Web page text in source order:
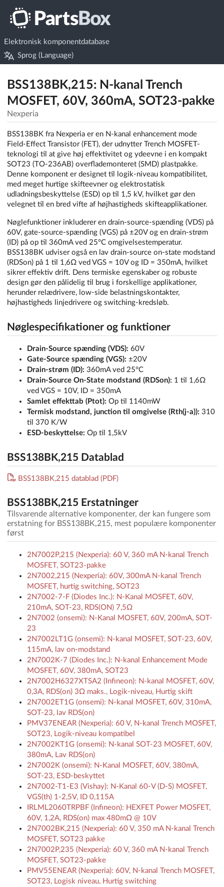
Elektronisk komponentdatabase
Sprog (Language)
BSS138BK,215: N-kanal Trench
MOSFET, 60V, 360mA, SOT23-pakke
Nexperia
BSS138BK fra Nexperia er en N-kanal enhancement mode
Field-Effect Transistor (FET), der udnytter Trench MOSFET-
teknologi til at give høj effektivitet og ydeevne i en kompakt
SOT23 (TO-236AB) overflademonteret (SMD) plastpakke.
Denne komponent er designet til logik-niveau kompatibilitet,
med meget hurtige skifteevner og elektrostatisk
udladningsbeskyttelse (ESD) op til 1,5 kV, hvilket gør den
velegnet til en bred vifte af højhastigheds skifteapplikationer.
Nøglefunktioner inkluderer en drain-source-spænding (VDS) på
60V, gate-source-spænding (VGS) på ±20V og en drain-strøm
(ID) på op til 360mA ved 25°C omgivelsestemperatur.
BSS138BK udviser også en lav drain-source on-state modstand
(RDSon) på 1 til 1,6Ω ved VGS = 10V og ID = 350mA, hvilket
sikrer effektiv drift. Dens termiske egenskaber og robuste
design gør den pålidelig til brug i forskellige applikationer,
herunder relædrivere, low-side belastningskontakter,
højhastigheds linjedrivere og switching-kredsløb.
Nøglespecifikationer og funktioner
Drain-Source spænding (VDS): 60V
Gate-Source spænding (VGS): ±20V
Drain-strøm (ID): 360mA ved 25°C
Drain-Source On-State modstand (RDSon): 1 til 1,6Ω
ved VGS = 10V, ID = 350mA
Samlet effekttab (Ptot): Op til 1140mW
Termisk modstand, junction til omgivelse (Rth(j-a)): 310
til 370 K/W
ESD-beskyttelse: Op til 1,5kV
BSS138BK,215 Datablad
BSS138BK,215 datablad (PDF)
BSS138BK,215 Erstatninger
Tilsvarende alternative komponenter, der kan fungere som
erstatning for BSS138BK,215, mest populære komponenter
først
2N7002P,215 (Nexperia): 60 V, 360 mA N-kanal Trench
MOSFET, SOT23-pakke
2N7002,215 (Nexperia): 60V, 300mA N-kanal Trench
MOSFET, hurtig switching, SOT23
2N7002-7-F (Diodes Inc.): N-Kanal MOSFET, 60V,
210mA, SOT-23, RDS(ON) 7,5Ω
2N7002 (onsemi): N-Kanal MOSFET, 60V, 200mA, SOT-
23
2N7002LT1G (onsemi): N-kanal MOSFET, SOT-23, 60V,
115mA, lav on-modstand
2N7002K-7 (Diodes Inc.): N-kanal Enhancement Mode
MOSFET, 60V, 380mA, SOT23
2N7002H6327XTSA2 (Infineon): N-kanal MOSFET, 60V,
0,3A, RDS(on) 3Ω maks., Logik-niveau, Hurtig skift
2N7002ET1G (onsemi): N-kanal MOSFET, 60V, 310mA,
SOT-23, lav RDS(on)
PMV37ENEAR (Nexperia): 60 V, N-kanal Trench MOSFET,
SOT23, Logik-niveau kompatibel
2N7002KT1G (onsemi): N-kanal SOT-23 MOSFET, 60V,
380mA, Lav RDS(on)
2N7002K (onsemi): N-Kanal MOSFET, 60V, 380mA,
SOT-23, ESD-beskyttet
2N7002-T1-E3 (Vishay): N-Kanal 60-V (D-S) MOSFET,
VGS(th) 1-2,5V, ID 0,115A
IRLML2060TRPBF (Infineon): HEXFET Power MOSFET,
60V, 1,2A, RDS(on) max 480mΩ @ 10V
2N7002BK,215 (Nexperia): 60 V, 350 mA N-kanal Trench
MOSFET, SOT23 pakke
2N7002P,235 (Nexperia): 60 V, 360 mA N-kanal Trench
MOSFET, SOT23-pakke
PMV55ENEAR (Nexperia): 60V, N-kanal Trench MOSFET,
SOT23, Logisk niveau, Hurtig switching